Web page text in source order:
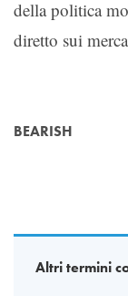
della politica
diretto sui
BEARISH
Altri termini